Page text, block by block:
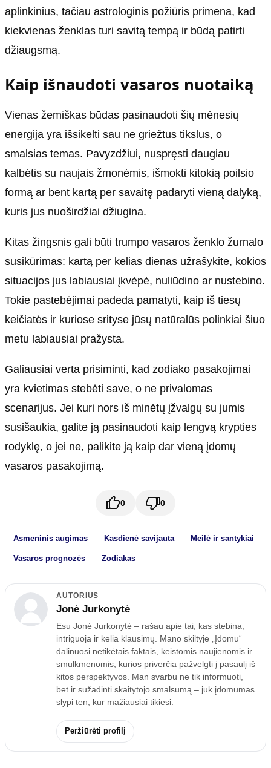
aplinkinius, tačiau astrologinis požiūris primena, kad
kiekvienas ženklas turi savitą tempą ir būdą patirti
džiaugsmą.
Kaip išnaudoti vasaros nuotaiką
Vienas žemiškas būdas pasinaudoti šių mėnesių
energija yra išsikelti sau ne griežtus tikslus, o
smalsias temas. Pavyzdžiui, nuspręsti daugiau
kalbėtis su naujais žmonėmis, išmokti kitokią poilsio
formą ar bent kartą per savaitę padaryti vieną dalyką,
kuris jus nuoširdžiai džiugina.
Kitas žingsnis gali būti trumpo vasaros ženklo žurnalo
susikūrimas: kartą per kelias dienas užrašykite, kokios
situacijos jus labiausiai įkvėpė, nuliūdino ar nustebino.
Tokie pastebėjimai padeda pamatyti, kaip iš tiesų
keičiatės ir kuriose srityse jūsų natūralūs polinkiai šiuo
metu labiausiai pražysta.
Galiausiai verta prisiminti, kad zodiako pasakojimai
yra kvietimas stebėti save, o ne privalomas
scenarijus. Jei kuri nors iš minėtų įžvalgų su jumis
susišaukia, galite ją pasinaudoti kaip lengvą krypties
rodyklę, o jei ne, palikite ją kaip dar vieną įdomų
vasaros pasakojimą.
0 0
Asmeninis augimas Kasdienė savijauta Meilė ir santykiai
Vasaros prognozės Zodiakas
AUTORIUS
Jonė Jurkonytė
Esu Jonė Jurkonytė – rašau apie tai, kas stebina,
intriguoja ir kelia klausimų. Mano skiltyje „Įdomu“
dalinuosi netikėtais faktais, keistomis naujienomis ir
smulkmenomis, kurios priverčia pažvelgti į pasaulį iš
kitos perspektyvos. Man svarbu ne tik informuoti,
bet ir sužadinti skaitytojo smalsumą – juk įdomumas
slypi ten, kur mažiausiai tikiesi.
Peržiūrėti profilį